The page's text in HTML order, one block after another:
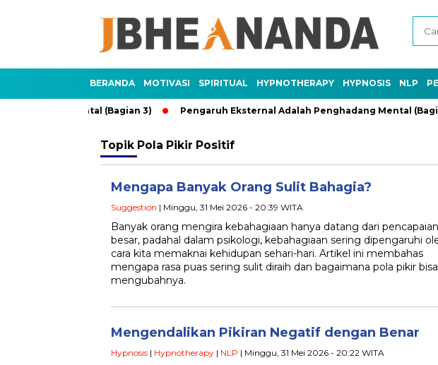
BERANDA MOTIVASI SPIRITUAL HYPNOTHERAPY HYPNOSIS NLP
Mental (Bagian 3) Pengaruh Eksternal Adalah Penghadang Mental (Bagian
Topik Pola Pikir Positif
Mengapa Banyak Orang Sulit Bahagia?
Suggestion | Minggu, 31 Mei 2026 - 20:39 WITA
Banyak orang mengira kebahagiaan hanya datang dari pencapaian
besar, padahal dalam psikologi, kebahagiaan sering dipengaruhi
cara kita memaknai kehidupan sehari-hari. Artikel ini membahas
mengapa rasa puas sering sulit diraih dan bagaimana pola pikir bisa
mengubahnya.
Mengendalikan Pikiran Negatif dengan Benar
Hypnosis | Hypnotherapy | NLP | Minggu, 31 Mei 2026 - 20:22 WITA